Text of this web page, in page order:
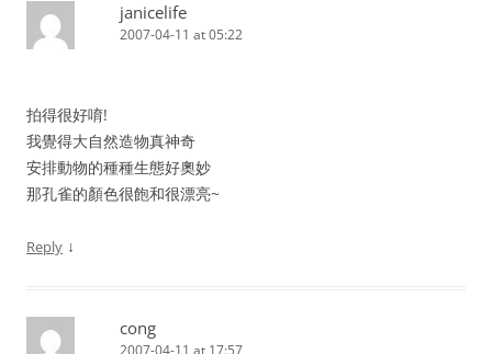
janicelife
2007-04-11 at 05:22
拍得很好唷!
我覺得大自然造物真神奇
安排動物的種種生態好奧妙
那孔雀的顏色很飽和很漂亮~
Reply ↓
cong
2007-04-11 at 17:57